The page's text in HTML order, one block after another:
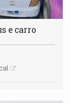
e carro